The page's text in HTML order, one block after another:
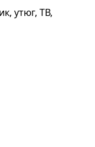
утюг, ТВ,